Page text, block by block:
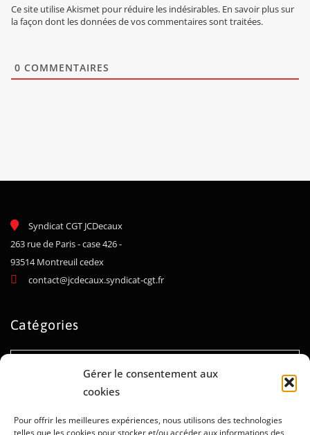
Gérer le consentement aux
cookies
Pour offrir les meilleures expériences, nous utilisons des technologies
telles que les cookies pour stocker et/ou accéder aux informations des
Ce site utilise Akismet pour réduire les indésirables. En savoir plus sur
la façon dont les données de vos commentaires sont traitées.
0 COMMENTAIRES
Syndicat CGT JCDecaux
263 rue de Paris - case 426 -
93514 Montreuil cedex
contact@jcdecaux.syndicat-cgt.fr
Catégories
Catégories
Archives